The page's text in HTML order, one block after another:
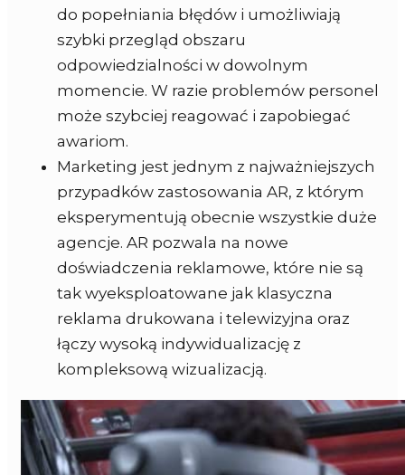
do popełniania błędów i umożliwiają
szybki przegląd obszaru
odpowiedzialności w dowolnym
momencie. W razie problemów personel
może szybciej reagować i zapobiegać
awariom.
Marketing jest jednym z najważniejszych
przypadków zastosowania AR, z którym
eksperymentują obecnie wszystkie duże
agencje. AR pozwala na nowe
doświadczenia reklamowe, które nie są
tak wyeksploatowane jak klasyczna
reklama drukowana i telewizyjna oraz
łączy wysoką indywidualizację z
kompleksową wizualizacją.